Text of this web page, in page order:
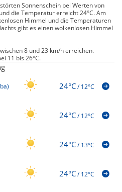
Sonnenschein bei Werten von
die Temperatur erreicht 24°C. Am
Himmel und die Temperaturen
gibt es einen wolkenlosen Himmel
8 und 23 km/h erreichen.
11 bis 26°C.
24°C/12°C
24°C/12°C
24°C/13°C
24°C/12°C